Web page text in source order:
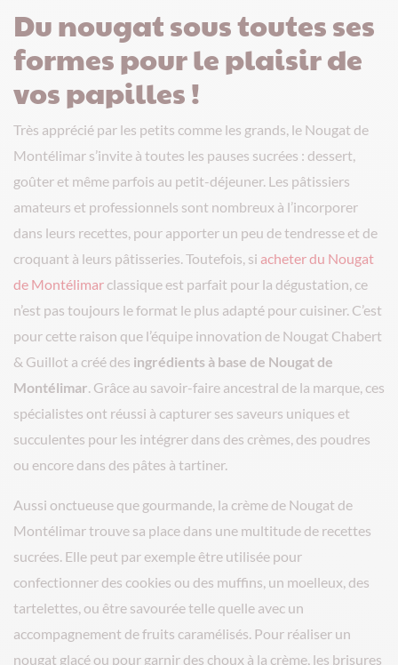
Du nougat sous toutes ses
formes pour le plaisir de
vos papilles !
Très apprécié par les petits comme les grands, le Nougat de
Montélimar s’invite à toutes les pauses sucrées : dessert,
goûter et même parfois au petit-déjeuner. Les pâtissiers
amateurs et professionnels sont nombreux à l’incorporer
dans leurs recettes, pour apporter un peu de tendresse et de
croquant à leurs pâtisseries. Toutefois, si acheter du Nougat
de Montélimar classique est parfait pour la dégustation, ce
n’est pas toujours le format le plus adapté pour cuisiner. C’est
pour cette raison que l’équipe innovation de Nougat Chabert
& Guillot a créé des ingrédients à base de Nougat de
Montélimar. Grâce au savoir-faire ancestral de la marque, ces
spécialistes ont réussi à capturer ses saveurs uniques et
succulentes pour les intégrer dans des crèmes, des poudres
ou encore dans des pâtes à tartiner.
Aussi onctueuse que gourmande, la crème de Nougat de
Montélimar trouve sa place dans une multitude de recettes
sucrées. Elle peut par exemple être utilisée pour
confectionner des cookies ou des muffins, un moelleux, des
tartelettes, ou être savourée telle quelle avec un
accompagnement de fruits caramélisés. Pour réaliser un
nougat glacé ou pour garnir des choux à la crème, les brisures